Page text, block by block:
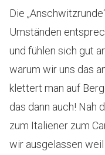
Die
Umständen
und fühlen sich gut
warum wir uns das
klettert man auf
das dann auch! Nah
zum Italiener zum
wir ausgelassen